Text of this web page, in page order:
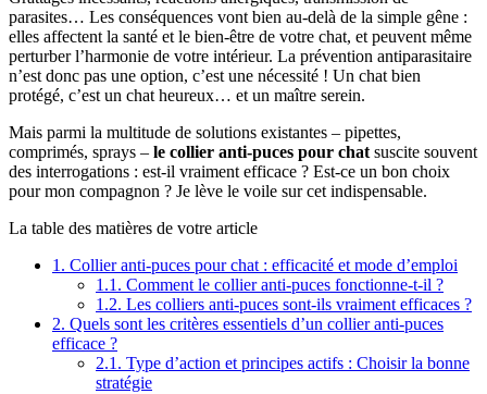
parasites… Les conséquences vont bien au-delà de la simple gêne :
elles affectent la santé et le bien-être de votre chat, et peuvent même
perturber l’harmonie de votre intérieur. La prévention antiparasitaire
n’est donc pas une option, c’est une nécessité ! Un chat bien
protégé, c’est un chat heureux… et un maître serein.
Mais parmi la multitude de solutions existantes – pipettes,
comprimés, sprays – le collier anti-puces pour chat suscite souvent
des interrogations : est-il vraiment efficace ? Est-ce un bon choix
pour mon compagnon ? Je lève le voile sur cet indispensable.
La table des matières de votre article
1. Collier anti-puces pour chat : efficacité et mode d’emploi
1.1. Comment le collier anti-puces fonctionne-t-il ?
1.2. Les colliers anti-puces sont-ils vraiment efficaces ?
2. Quels sont les critères essentiels d’un collier anti-puces
efficace ?
2.1. Type d’action et principes actifs : Choisir la bonne
stratégie